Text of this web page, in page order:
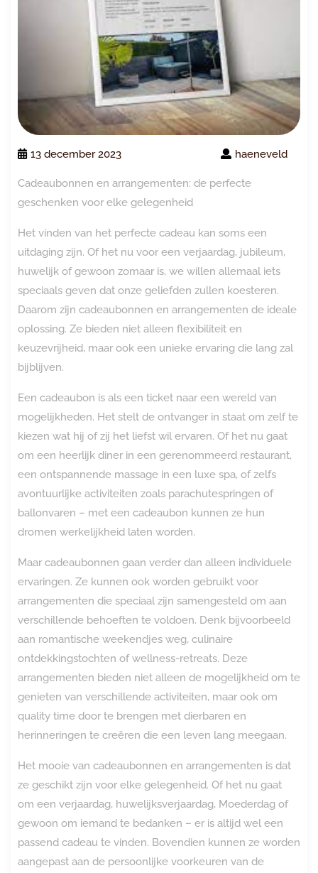
13 december 2023 haeneveld
Cadeaubonnen en arrangementen: de perfecte
geschenken voor elke gelegenheid
Het vinden van het perfecte cadeau kan soms een
uitdaging zijn. Of het nu voor een verjaardag, jubileum,
huwelijk of gewoon zomaar is, we willen allemaal iets
speciaals geven dat onze geliefden zullen koesteren.
Daarom zijn cadeaubonnen en arrangementen de ideale
oplossing. Ze bieden niet alleen flexibiliteit en
keuzevrijheid, maar ook een unieke ervaring die lang zal
bijblijven.
Een cadeaubon is als een ticket naar een wereld van
mogelijkheden. Het stelt de ontvanger in staat om zelf te
kiezen wat hij of zij het liefst wil ervaren. Of het nu gaat
om een heerlijk diner in een gerenommeerd restaurant,
een ontspannende massage in een luxe spa, of zelfs
avontuurlijke activiteiten zoals parachutespringen of
ballonvaren – met een cadeaubon kunnen ze hun
dromen werkelijkheid laten worden.
Maar cadeaubonnen gaan verder dan alleen individuele
ervaringen. Ze kunnen ook worden gebruikt voor
arrangementen die speciaal zijn samengesteld om aan
verschillende behoeften te voldoen. Denk bijvoorbeeld
aan romantische weekendjes weg, culinaire
ontdekkingstochten of wellness-retreats. Deze
arrangementen bieden niet alleen de mogelijkheid om te
genieten van verschillende activiteiten, maar ook om
quality time door te brengen met dierbaren en
herinneringen te creëren die een leven lang meegaan.
Het mooie van cadeaubonnen en arrangementen is dat
ze geschikt zijn voor elke gelegenheid. Of het nu gaat
om een verjaardag, huwelijksverjaardag, Moederdag of
gewoon om iemand te bedanken – er is altijd wel een
passend cadeau te vinden. Bovendien kunnen ze worden
aangepast aan de persoonlijke voorkeuren van de